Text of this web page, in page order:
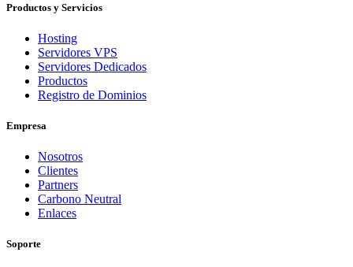
Productos y Servicios
Hosting
Servidores VPS
Servidores Dedicados
Productos
Registro de Dominios
Empresa
Nosotros
Clientes
Partners
Carbono Neutral
Enlaces
Soporte